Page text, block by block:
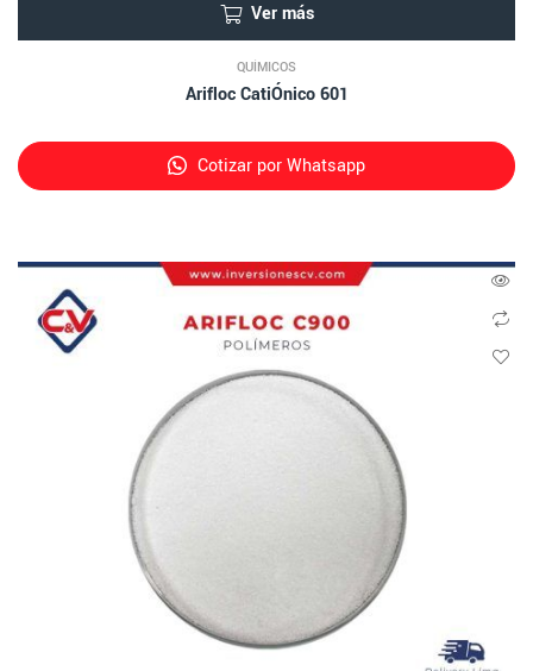
Ver más
QUÍMICOS
Arifloc CatiÓnico 601
Cotizar por Whatsapp